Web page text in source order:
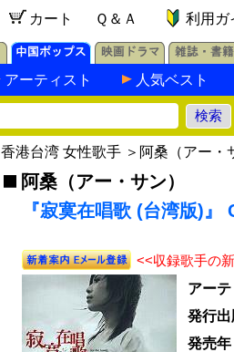
カート Ｑ＆Ａ 利用ガ
アーティスト 人気ベスト
香港台湾 女性歌手 ＞ 阿桑（アー・
阿桑（アー・サン）
『寂寞在唱歌 (台湾版)』
<<収録歌手の
アー
発行出
発売年